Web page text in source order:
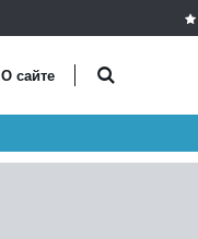
О сайте